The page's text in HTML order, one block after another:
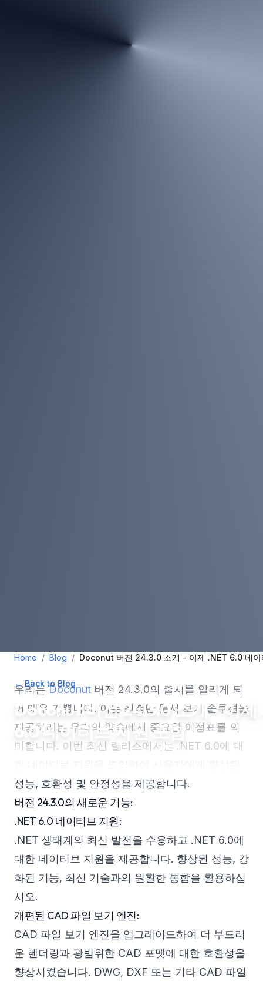
Home / Blog / Doconut 버전 24.3.0 소개 - 이제 .NET 6.0 네이
← Back to Blog March 15, 2024 • 2min read
Doconut 버전 24.3.0 소개 - 이제
6.0 네이티브 지원 포함
우리는Doconut 버전 24.3.0의 출시를 알리게 되
어 매우 기쁩니다. 이는 최첨단 문서 보기 솔루션을
제공하려는 우리의 약속에서 중요한 이정표를 의
미합니다. 이번 최신 릴리스에서는 .NET 6.0에 대
성능, 호환성 및 안정성을 제공합니다.
버전 24.3.0의 새로운 기능:
.NET 6.0 네이티브 지원:
.NET 생태계의 최신 발전을 수용하고 .NET 6.0에
대한 네이티브 지원을 제공합니다. 향상된 성능, 강
화된 기능, 최신 기술과의 원활한 통합을 활용하십
시오.
개편된 CAD 파일 보기 엔진:
CAD 파일 보기 엔진을 업그레이드하여 더 부드러
운 렌더링과 광범위한 CAD 포맷에 대한 호환성을
향상시켰습니다. DWG, DXF 또는 기타 CAD 파일